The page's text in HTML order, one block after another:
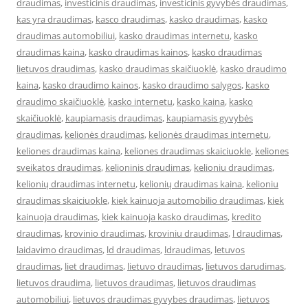
draudimas, investicinis draudimas, investicinis gyvybės draudimas,
kas yra draudimas, kasco draudimas, kasko draudimas, kasko
draudimas automobiliui, kasko draudimas internetu, kasko
draudimas kaina, kasko draudimas kainos, kasko draudimas
lietuvos draudimas, kasko draudimas skaičiuoklė, kasko draudimo
kaina, kasko draudimo kainos, kasko draudimo salygos, kasko
draudimo skaičiuoklė, kasko internetu, kasko kaina, kasko
skaičiuoklė, kaupiamasis draudimas, kaupiamasis gyvybės
draudimas, kelionės draudimas, kelionės draudimas internetu,
keliones draudimas kaina, keliones draudimas skaiciuokle, keliones
sveikatos draudimas, kelioninis draudimas, kelioniu draudimas,
kelionių draudimas internetu, kelionių draudimas kaina, kelioniu
draudimas skaiciuokle, kiek kainuoja automobilio draudimas, kiek
kainuoja draudimas, kiek kainuoja kasko draudimas, kredito
draudimas, krovinio draudimas, kroviniu draudimas, l draudimas,
laidavimo draudimas, ld draudimas, ldraudimas, letuvos
draudimas, liet draudimas, lietuvo draudimas, lietuvos darudimas,
lietuvos draudima, lietuvos draudimas, lietuvos draudimas
automobiliui, lietuvos draudimas gyvybes draudimas, lietuvos